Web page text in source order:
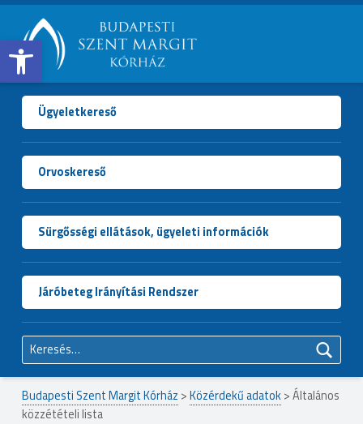
Open toolbar
BUDAPESTI
SZENT
MARGIT
KÓRHÁZ
Ügyeletkereső
Orvoskereső
Sürgősségi ellátások, ügyeleti információk
Járóbeteg Irányítási Rendszer
Keresés:
Budapesti Szent Margit Kórház >Közérdekű adatok>Általános
közzétételi lista